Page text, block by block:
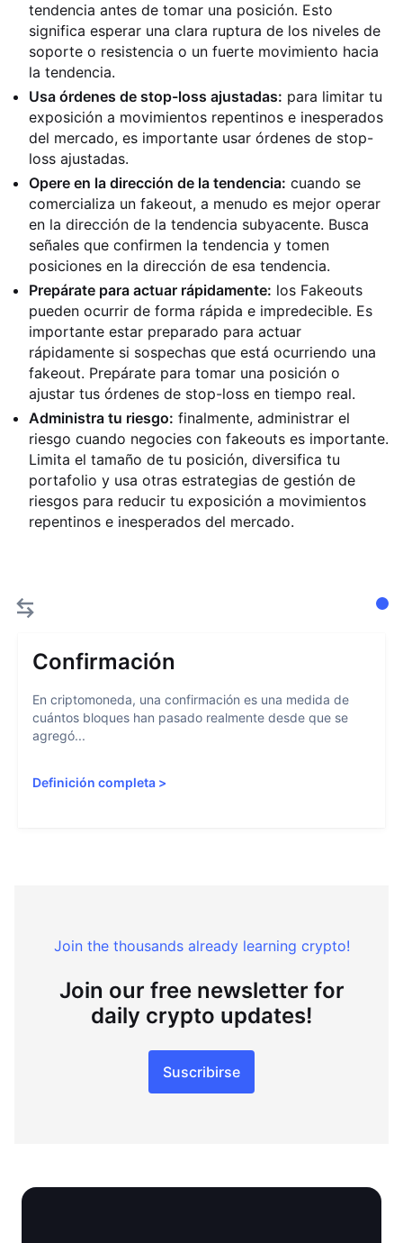
tendencia antes de tomar una posición. Esto
significa esperar una clara ruptura de los niveles de
soporte o resistencia o un fuerte movimiento hacia
la tendencia.
Usa órdenes de stop-loss ajustadas: para limitar tu
exposición a movimientos repentinos e inesperados
del mercado, es importante usar órdenes de stop-
loss ajustadas.
Opere en la dirección de la tendencia: cuando se
comercializa un fakeout, a menudo es mejor operar
en la dirección de la tendencia subyacente. Busca
señales que confirmen la tendencia y tomen
posiciones en la dirección de esa tendencia.
Prepárate para actuar rápidamente: los Fakeouts
pueden ocurrir de forma rápida e impredecible. Es
importante estar preparado para actuar
rápidamente si sospechas que está ocurriendo una
fakeout. Prepárate para tomar una posición o
ajustar tus órdenes de stop-loss en tiempo real.
Administra tu riesgo: finalmente, administrar el
riesgo cuando negocies con fakeouts es importante.
Limita el tamaño de tu posición, diversifica tu
portafolio y usa otras estrategias de gestión de
riesgos para reducir tu exposición a movimientos
repentinos e inesperados del mercado.
Confirmación
En criptomoneda, una confirmación es una medida de
cuántos bloques han pasado realmente desde que se
agregó...
Definición completa >
Join the thousands already learning crypto!
Join our free newsletter for
daily crypto updates!
Suscribirse